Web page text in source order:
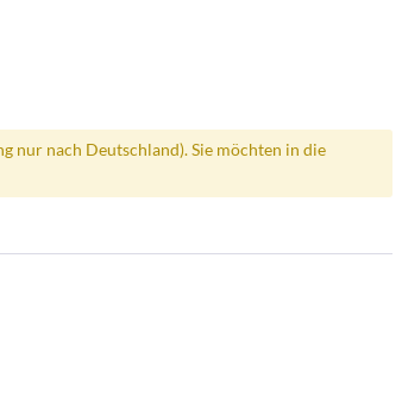
nur nach Deutschland). Sie möchten in die